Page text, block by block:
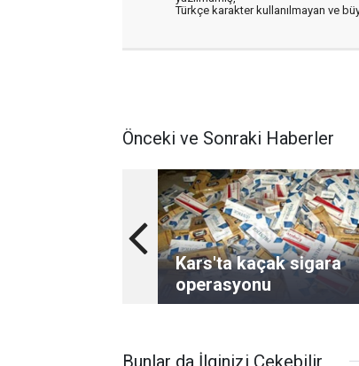
Türkçe karakter kullanılmayan ve
Önceki ve Sonraki Haberler
Kars'ta kaçak sigara
operasyonu
Bunlar da İlginizi Çekebilir